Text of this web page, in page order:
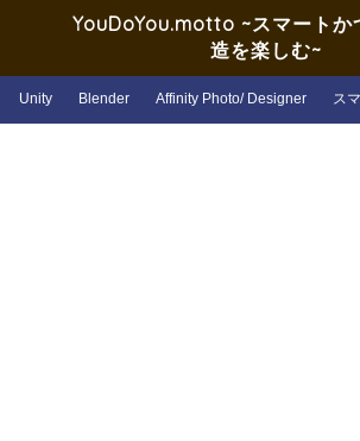
YouDoYou.motto ~スマートか
造を楽しむ~
Unity Blender Affinity Photo/ Designer ス